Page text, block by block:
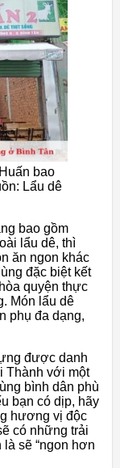
bao
Lẩu dê
bao gồm
lẩu dê, thì
ăn ngon khác
đặc biệt kết
quyện thực
Món lẩu dê
phụ đa dạng,
được danh
Thành với một
bình dân phù
bạn có dịp, hãy
hương vị độc
có những trải
sẽ “ngon hơn